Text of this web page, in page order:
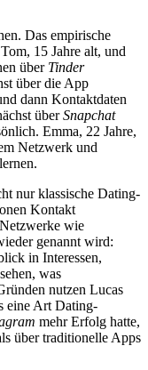
Das empirische
15 Jahre alt, und
über Tinder
über die App
dann Kontaktdaten
überSnapchat
Emma, 22 Jahre,
Netzwerk und
nur klassische Dating-
Kontakt
wie
genannt wird:
in Interessen,
was
nutzen Lucas
eine Art Dating-
mehr Erfolg hatte,
über traditionelle Apps